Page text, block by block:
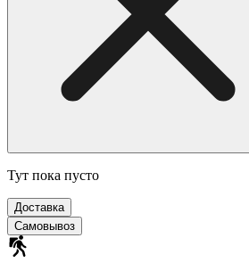
Тут пока пусто
Доставка
Самовывоз